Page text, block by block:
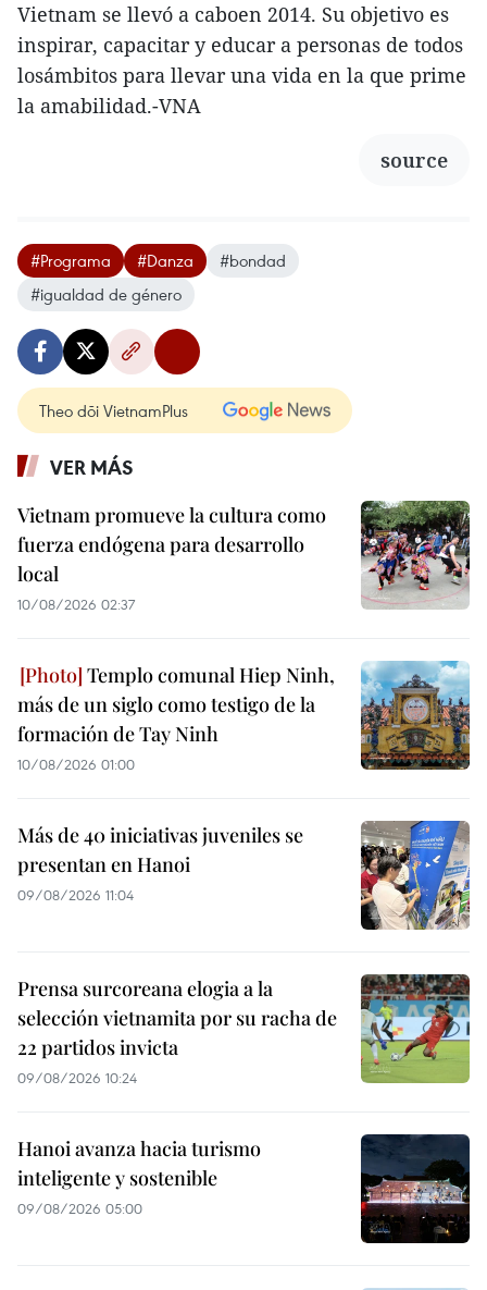
Vietnam se llevó a caboen 2014. Su objetivo es
inspirar, capacitar y educar a personas de todos
losámbitos para llevar una vida en la que prime
la amabilidad.-VNA
source
#Programa #Danza
#bondad
#igualdad de género
Theo dõi VietnamPlus
VER MÁS
Vietnam promueve la cultura como
fuerza endógena para desarrollo
local
10/08/2026 02:37
Templo comunal Hiep Ninh,
más de un siglo como testigo de la
formación de Tay Ninh
10/08/2026 01:00
Más de 40 iniciativas juveniles se
presentan en Hanoi
09/08/2026 11:04
Prensa surcoreana elogia a la
selección vietnamita por su racha de
22 partidos invicta
09/08/2026 10:24
Hanoi avanza hacia turismo
inteligente y sostenible
09/08/2026 05:00